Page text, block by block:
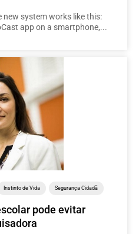
new system works like this:
app on a smartphone,...
Instinto de Vida Segurança Cidadã
pode evitar